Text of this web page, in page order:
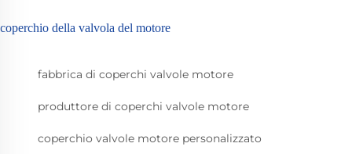
coperchio della valvola del motore
fabbrica di coperchi valvole motore
produttore di coperchi valvole motore
coperchio valvole motore personalizzato